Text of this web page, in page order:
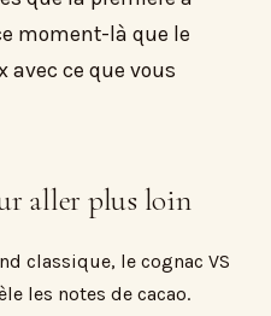
moment-là que le
avec ce que vous
aller plus loin
classique, le cognac VS
les notes de cacao.